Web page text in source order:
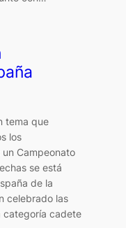
tema que
los
Campeonato
se está
de la
celebrado las
categoría cadete